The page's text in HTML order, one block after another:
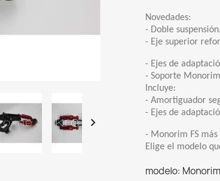

Novedades:
- Doble suspensión.
- Eje superior
- Ejes de
- Soporte
Incluye:
- Amortiguador
- Ejes de
- Monorim FS más
Elige el modelo
modelo: Monorim